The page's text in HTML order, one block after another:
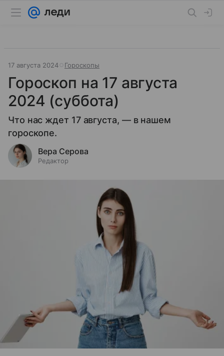
17 августа 2024 Гороскопы
Гороскоп на 17 августа
2024 (суббота)
Что нас ждет 17 августа, — в нашем
гороскопе.
Вера Серова
Редактор